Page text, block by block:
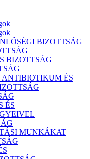
BIZOTTSÁG
BIZOTTSÁG
ANTIBIOTIKUM ÉS
ÉS
MUNKÁKAT